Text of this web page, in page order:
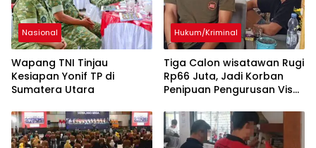
Nasional
Wapang TNI Tinjau
Kesiapan Yonif TP di
Sumatera Utara
Hukum/Kriminal
Tiga Calon wisatawan Rugi
Rp66 Juta, Jadi Korban
Penipuan Pengurusan Visa